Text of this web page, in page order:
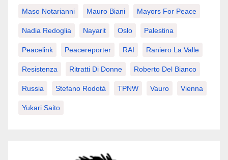
Maso Notarianni Mauro Biani Mayors For Peace
Nadia Redoglia Nayarit Oslo Palestina
Peacelink Peacereporter RAI Raniero La Valle
Resistenza Ritratti Di Donne Roberto Del Bianco
Russia Stefano Rodotà TPNW Vauro Vienna
Yukari Saito